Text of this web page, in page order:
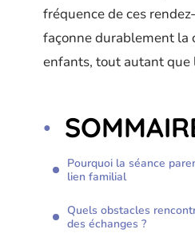
fréquence de ces
façonne durablement la
enfants, tout autant que
Pourquoi la séance
lien familial
Quels obstacles
des échanges ?